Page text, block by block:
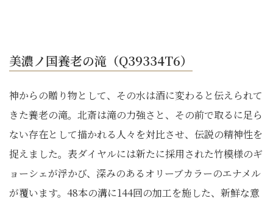
美濃ノ国養老の滝（Q39334T6）
神からの贈り物として、その水は酒に変わると伝えられて
きた養老の滝。北斎は滝の力強さと、その前で取るに足ら
ない存在として描かれる人々を対比させ、伝説の精神性を
捉えました。表ダイヤルには新たに採用された竹模様のギ
ョーシェが浮かび、深みのあるオリーブカラーのエナメル
が覆います。48本の溝に144回の加工を施した、新鮮な意